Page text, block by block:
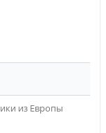
из Европы